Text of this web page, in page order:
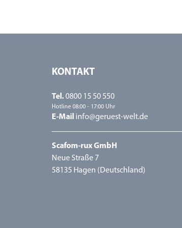
KONTAKT
Tel.0800 15 50 550
Hotline 08:00 - 17:00 Uhr
E-Mail info@geruest-welt.de
Scafom-rux GmbH
Neue Straße 7
58135 Hagen (Deutschland)